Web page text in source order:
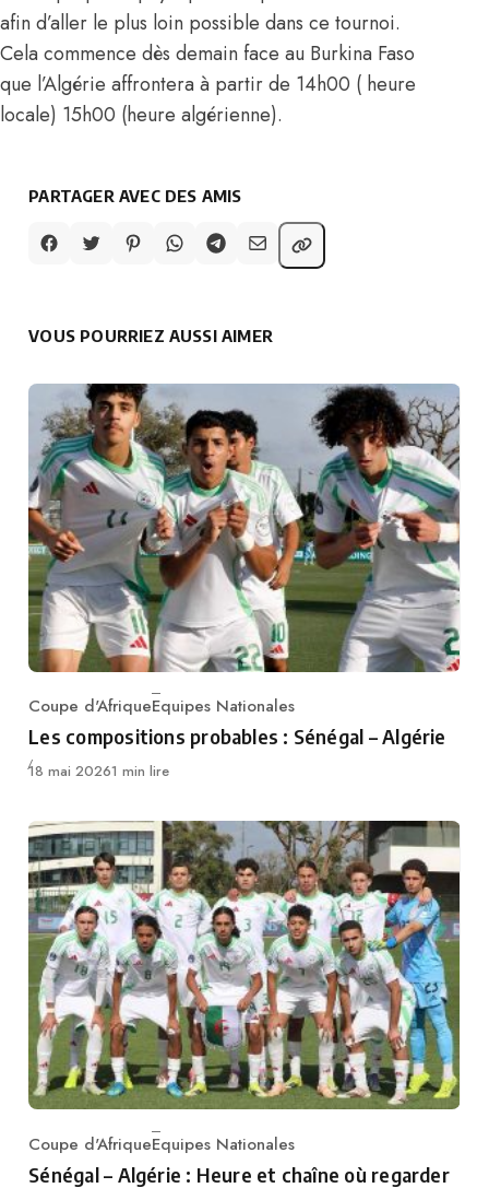
afin d’aller le plus loin possible dans ce tournoi.
Cela commence dès demain face au Burkina Faso
que l’Algérie affrontera à partir de 14h00 ( heure
locale) 15h00 (heure algérienne).
PARTAGER AVEC DES AMIS
VOUS POURRIEZ AUSSI AIMER
Category
Coupe d'AfriqueEquipes Nationales
Les compositions probables : Sénégal – Algérie
Publié
18 mai 20261 min lire
Category
Coupe d'AfriqueEquipes Nationales
Sénégal – Algérie : Heure et chaîne où regarder